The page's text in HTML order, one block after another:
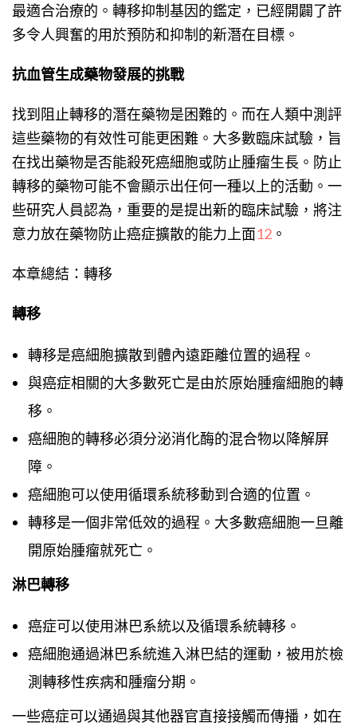
最適合治療的。轉移抑制基因的鑑定，已經開闢了許
多令人興奮的用於預防和抑制的新潛在目標。
抗血管生成藥物發展的挑戰
找到阻止轉移的潛在藥物是困難的。而在人類中測評
這些藥物的有效性可能更困難。大多數臨床試驗，旨
在找出藥物是否能殺死癌細胞或防止腫瘤生長。防止
轉移的藥物可能不會顯示出任何一種以上的活動。一
些研究人員認為，重要的是提出新的臨床試驗，將注
意力放在藥物防止癌症擴散的能力上面12 。
本章總結：轉移
轉移
轉移是癌細胞擴散到體內遠距離位置的過程。
與癌症相關的大多數死亡是由於原始腫瘤細胞的轉
移。
癌細胞的轉移必須分泌消化酶的混合物以降解屏
障。
癌細胞可以使用循環系統移動到合適的位置。
轉移是一個非常低效的過程。大多數癌細胞一旦離
開原始腫瘤就死亡。
淋巴轉移
癌症可以使用淋巴系統以及循環系統轉移。
癌細胞通過淋巴系統進入淋巴結的運動，被用於檢
測轉移性疾病和腫瘤分期。
一些癌症可以通過與其他器官直接接觸而傳播，如在